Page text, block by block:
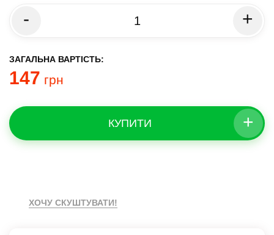
- +
ЗАГАЛЬНА ВАРТІСТЬ:
147 грн
+
КУПИТИ
ХОЧУ СКУШТУВАТИ!